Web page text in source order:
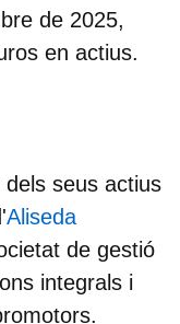
de 2025,
en actius.
seus actius
Aliseda
de gestió
integrals i